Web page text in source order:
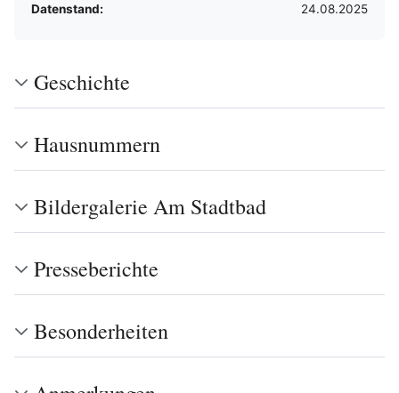
Datenstand: 24.08.2025
Geschichte
Hausnummern
Bildergalerie Am Stadtbad
Presseberichte
Besonderheiten